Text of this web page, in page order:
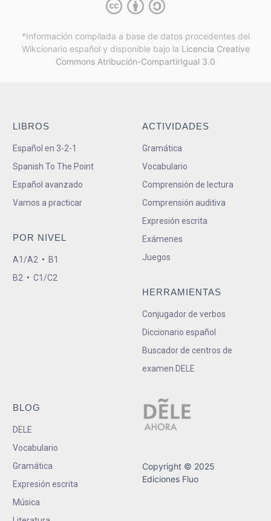
*Información compilada a base de datos procedentes del
Wikcionario español y disponible bajo la Licencia Creative
Commons Atribución-CompartirIgual 3.0
LIBROS
Español en 3-2-1
Spanish To The Point
Español avanzado
Vamos a practicar
POR NIVEL
A1/A2 • B1
B2 • C1/C2
ACTIVIDADES
Gramática
Vocabulario
Comprensión de lectura
Comprensión auditiva
Expresión escrita
Exámenes
Juegos
HERRAMIENTAS
Conjugador de verbos
Diccionario español
Buscador de centros de
examen DELE
BLOG
DELE
Vocabulario
Gramática
Expresión escrita
Música
Copyright © 2025
Ediciones Fluo